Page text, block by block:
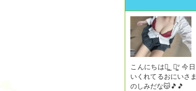
こんにちは＞̳ ̫ ＜̳ᐡ 今日は
いくれてるおにいさ
のしみだな😽🎵🎵